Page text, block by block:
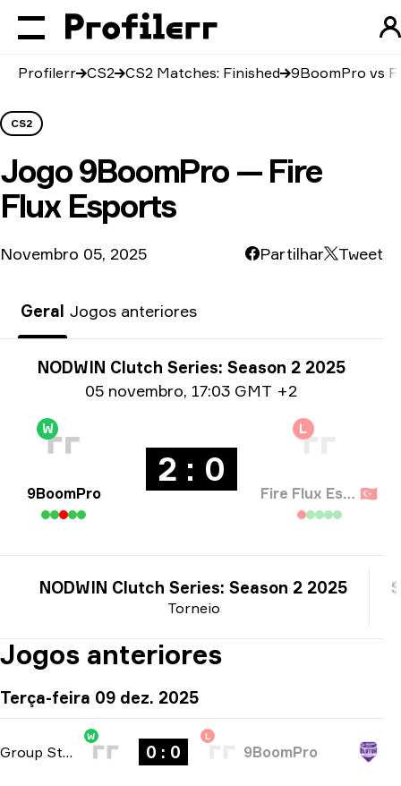
Profilerr CS2 CS2 Matches: Finished 9BoomPro vs
CS2
Jogo9BoomPro — Fire
Flux Esports
Novembro 05, 2025 Partilhar Tweet
Geral Jogos anteriores
Informações sobre o torneio
NODWIN Clutch Series: Season 2 2025
05 novembro, 17:03 GMT +2
W
9BoomPro
2 : 0
L
Fire Flux Esports 🇹🇷
Torneio
NODWIN Clutch Series: Season 2 2025
Jogos anteriores
Terça-feira 09 dez. 2025
Group Stage -bo3
W
0 : 0
L
9BoomPro